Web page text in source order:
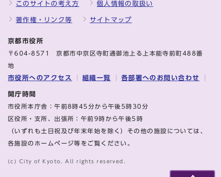
このサイトの考え方 個人情報の取扱い
著作権・リンク等 サイトマップ
京都市役所
〒604-8571 京都市中京区寺町通御池上る上本能寺前町488番
地
市役所へのアクセス 組織一覧 各部署へのお問い合わせ
開庁時間
市役所本庁舎：午前8時45分から午後5時30分
区役所・支所、出張所：午前9時から午後5時
（いずれも土日祝及び年末年始を除く）その他の施設については、
各施設のホームページ等をご覧ください。
(c) City of Kyoto. All rights reserved.